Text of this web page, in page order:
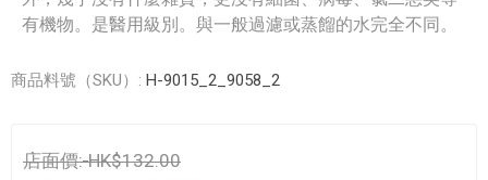
有機物。是醫用級別。與一般過濾或蒸餾的水完全不同。
商品料號（SKU）: H-9015_2_9058_2
店面價: HK$132.00